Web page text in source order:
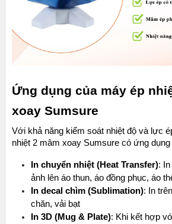
Ứng dụng của máy ép
xoay Sumsure
Với khả năng kiểm soát nhiệt độ và lực
nhiệt 2 mâm xoay Sumsure có ứng dụng
In chuyển nhiệt (Heat Transfer):
ảnh lên áo thun, áo đồng phục, áo
In decal chìm (Sublimation): In
chăn, vải bạt
In 3D (Mug & Plate): Khi kết hợp